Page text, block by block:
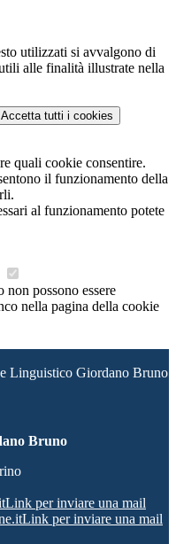
utilizzati si avvalgono di
alle finalità illustrate nella
Accetta tutti i cookies
quali cookie consentire.
il funzionamento della
al funzionamento potete
possono essere
nella pagina della cookie
Linguistico Giordano Bruno
Bruno
Link per inviare una mail
Link per inviare una mail